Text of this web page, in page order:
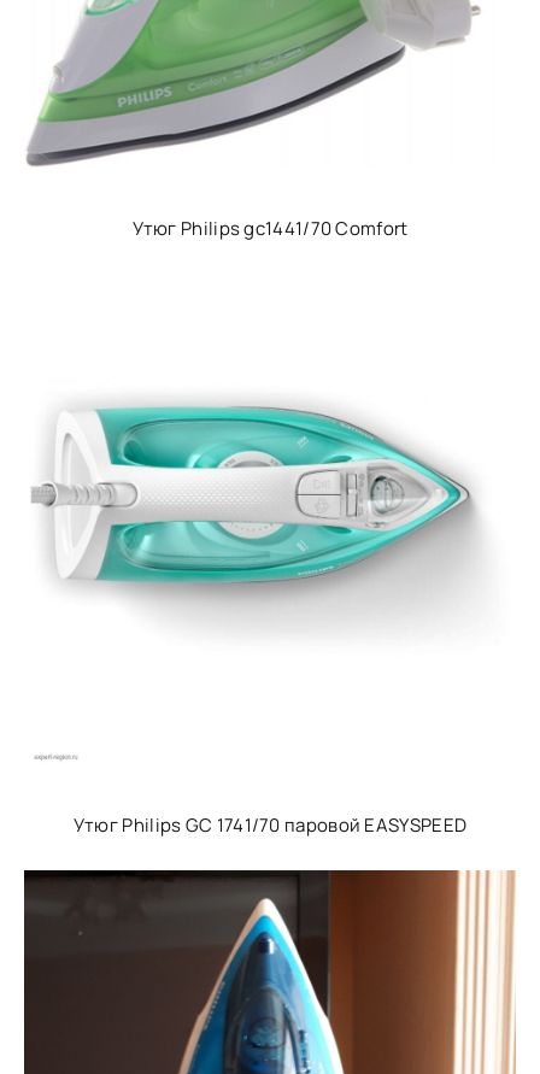
Утюг Philips gc1441/70 Comfort
Утюг Philips GC 1741/70 паровой EASYSPEED